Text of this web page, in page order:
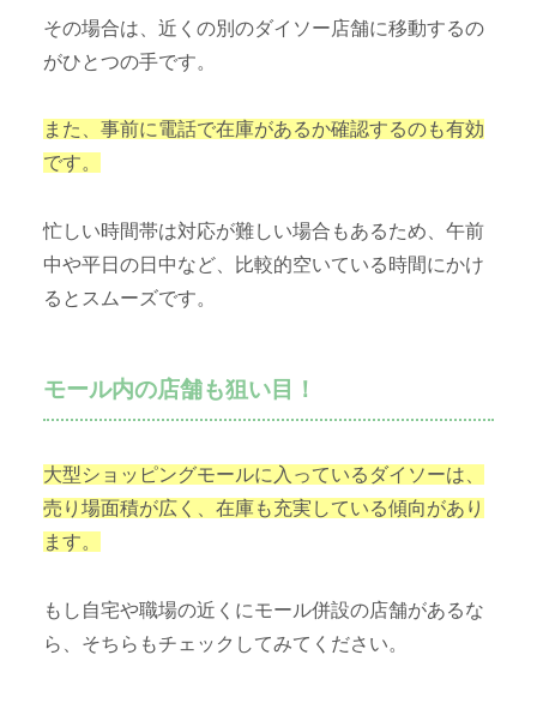
その場合は、近くの別のダイソー店舗に移動するの
がひとつの手です。
また、事前に電話で在庫があるか確認するのも有効
です。
忙しい時間帯は対応が難しい場合もあるため、午前
中や平日の日中など、比較的空いている時間にかけ
るとスムーズです。
モール内の店舗も狙い目！
大型ショッピングモールに入っているダイソーは、
売り場面積が広く、在庫も充実している傾向があり
ます。
もし自宅や職場の近くにモール併設の店舗があるな
ら、そちらもチェックしてみてください。